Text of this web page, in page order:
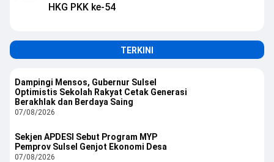
HKG PKK ke-54
TERKINI
Dampingi Mensos, Gubernur Sulsel
Optimistis Sekolah Rakyat Cetak Generasi
Berakhlak dan Berdaya Saing
07/08/2026
Sekjen APDESI Sebut Program MYP
Pemprov Sulsel Genjot Ekonomi Desa
07/08/2026